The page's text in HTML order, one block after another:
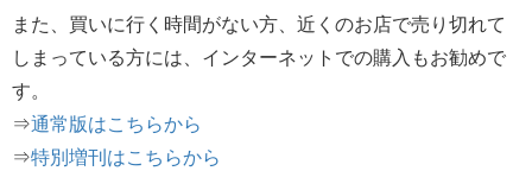
また、買いに行く時間がない方、近くのお店で売り切れて
しまっている方には、インターネットでの購入もお勧めで
す。
⇒通常版はこちらから
⇒特別増刊はこちらから